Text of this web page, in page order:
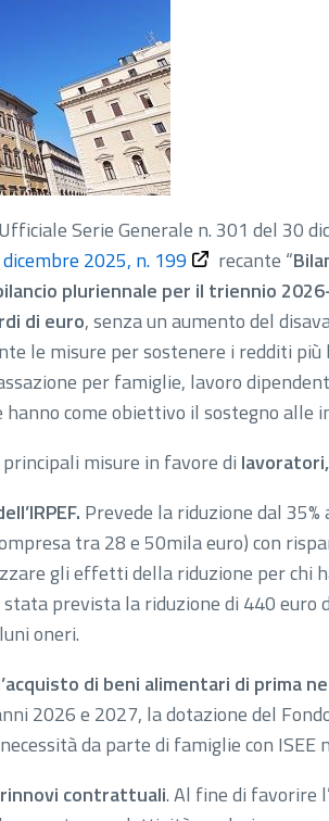
Serie Generale n. 301 del 30
2025, n. 199 recante “
pluriennale per il triennio
di euro, senza un aumento del
le misure per sostenere i redditi più
per famiglie, lavoro
come obiettivo il sostegno alle
misure in favore di
Prevede la riduzione dal
tra 28 e 50mila euro) con
gli effetti della riduzione per chi
prevista la riduzione di 440 euro
oneri.
di beni alimentari di prima
2026 e 2027, la dotazione del
da parte di famiglie con ISEE
contrattuali. Al fine di favorire